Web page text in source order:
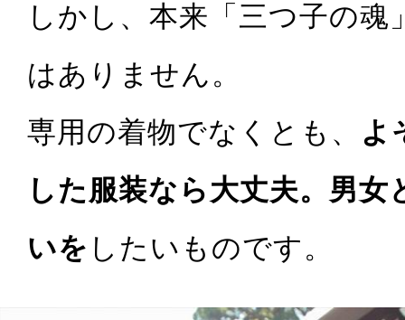
しかし、本来「三つ子の
はありません。
専用の着物でなくとも、 よ
した服装なら大丈夫。男
いを したいものです。